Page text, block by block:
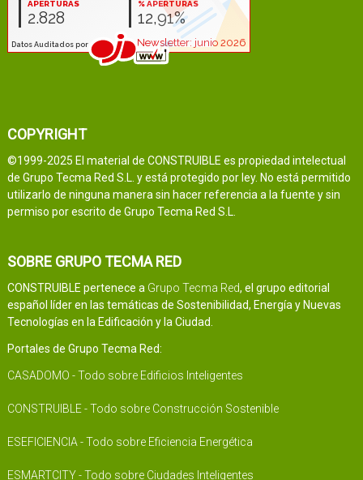
COPYRIGHT
©1999-2025 El material de CONSTRUIBLE es propiedad intelectual
de Grupo Tecma Red S.L. y está protegido por ley. No está permitido
utilizarlo de ninguna manera sin hacer referencia a la fuente y sin
permiso por escrito de Grupo Tecma Red S.L.
SOBRE GRUPO TECMA RED
CONSTRUIBLE pertenece a Grupo Tecma Red, el grupo editorial
español líder en las temáticas de Sostenibilidad, Energía y Nuevas
Tecnologías en la Edificación y la Ciudad.
Portales de Grupo Tecma Red:
CASADOMO - Todo sobre Edificios Inteligentes
CONSTRUIBLE - Todo sobre Construcción Sostenible
ESEFICIENCIA - Todo sobre Eficiencia Energética
ESMARTCITY - Todo sobre Ciudades Inteligentes